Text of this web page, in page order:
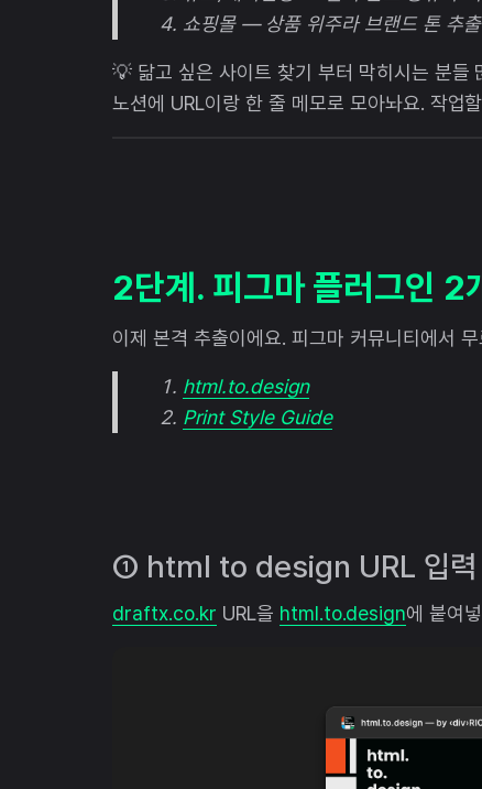
쇼핑몰 — 상품 위주라 브랜드 톤 추
💡 닮고 싶은 사이트 찾기 부터 막히시는 분들
노션에 URL이랑 한 줄 메모로 모아놔요. 작업
2단계. 피그마 플러그인 2
이제 본격 추출이에요. 피그마 커뮤니티에서
html.to.design
Print Style Guide
① html to design URL 입력
draftx.co.kr URL을 html.to.design에 붙여